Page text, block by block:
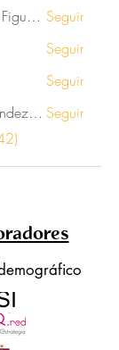
Lexander Loaiza Figueroa Seguir
Seguir
Seguir
Alejandro Hernández Renner Seguir